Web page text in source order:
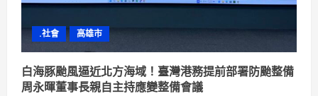
i
n
g
.社會 高雄市
白海豚颱風逼近北方海域！臺灣港務提前部署防颱整備
周永暉董事長親自主持應變整備會議